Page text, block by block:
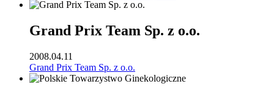
Grand Prix Team Sp. z o.o.
2008.04.11
Grand Prix Team Sp. z o.o.